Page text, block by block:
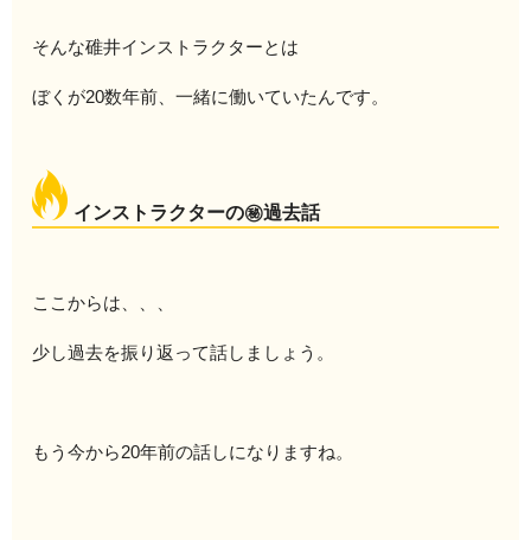
そんな碓井インストラクターとは
ぼくが20数年前、一緒に働いていたんです。
インストラクターの㊙過去話
ここからは、、、
少し過去を振り返って話しましょう。
もう今から20年前の話しになりますね。